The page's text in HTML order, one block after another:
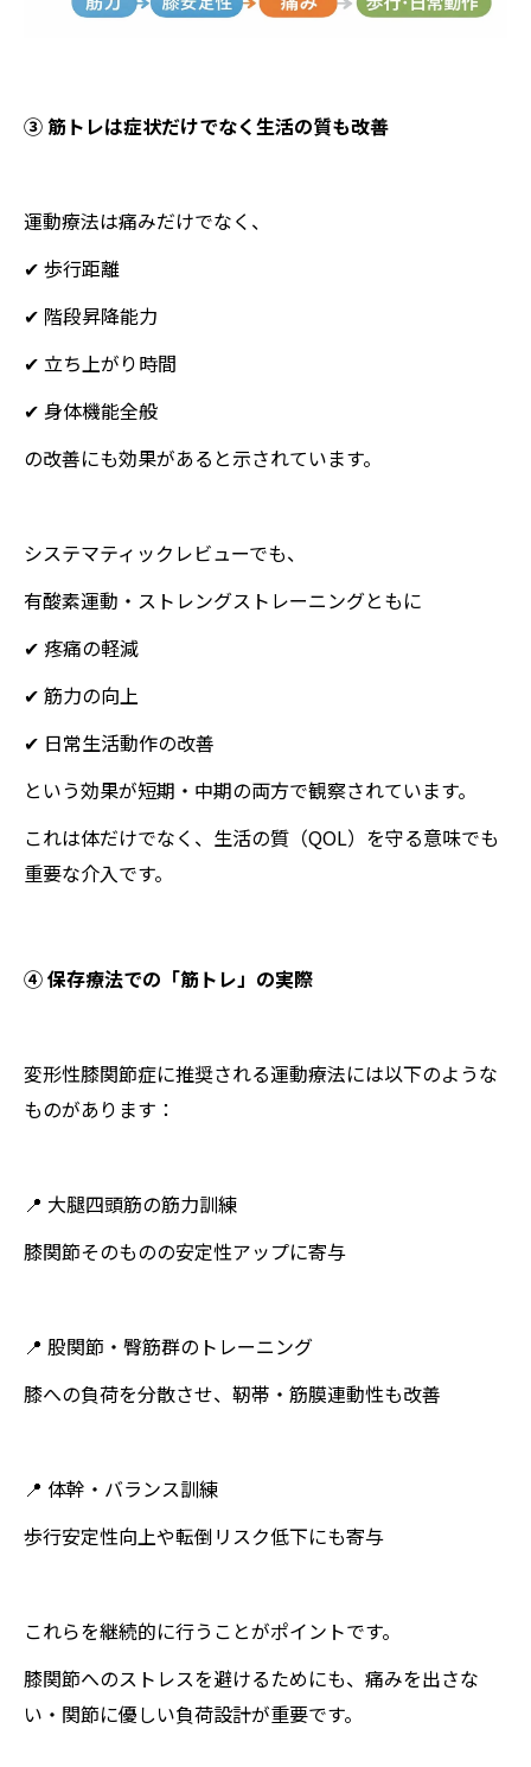
③ 筋トレは症状だけでなく生活の質も改善
運動療法は痛みだけでなく、
✔ 歩行距離
✔ 階段昇降能力
✔ 立ち上がり時間
✔ 身体機能全般
の改善にも効果があると示されています。
システマティックレビューでも、
有酸素運動・ストレングストレーニングともに
✔ 疼痛の軽減
✔ 筋力の向上
✔ 日常生活動作の改善
という効果が短期・中期の両方で観察されています。
これは体だけでなく、生活の質（QOL）を守る意味でも
重要な介入です。
④ 保存療法での「筋トレ」の実際
変形性膝関節症に推奨される運動療法には以下のような
ものがあります：
📍 大腿四頭筋の筋力訓練
膝関節そのものの安定性アップに寄与
📍 股関節・臀筋群のトレーニング
膝への負荷を分散させ、靭帯・筋膜連動性も改善
📍 体幹・バランス訓練
歩行安定性向上や転倒リスク低下にも寄与
これらを継続的に行うことがポイントです。
膝関節へのストレスを避けるためにも、痛みを出さな
い・関節に優しい負荷設計が重要です。